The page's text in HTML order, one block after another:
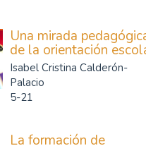
Una mirada
de la orientación
Isabel Cristina Calderón-
Palacio
5-21
La formación de